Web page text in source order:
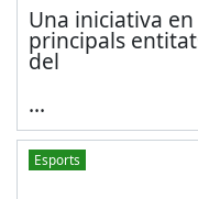
Una iniciativa
principals
del
...
Esports